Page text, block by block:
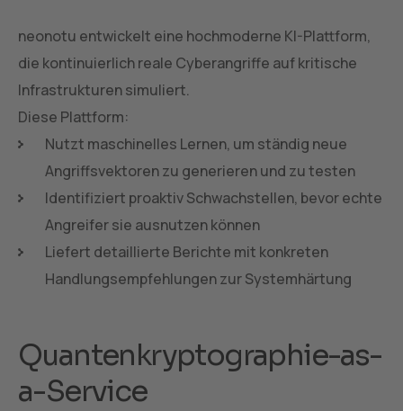
neonotu entwickelt eine hochmoderne KI-Plattform,
die kontinuierlich reale Cyberangriffe auf kritische
Infrastrukturen simuliert.
Diese Plattform:
Nutzt maschinelles Lernen, um ständig neue
Angriffsvektoren zu generieren und zu testen
Identifiziert proaktiv Schwachstellen, bevor echte
Angreifer sie ausnutzen können
Liefert detaillierte Berichte mit konkreten
Handlungsempfehlungen zur Systemhärtung
Quantenkryptographie-as-
a-Service